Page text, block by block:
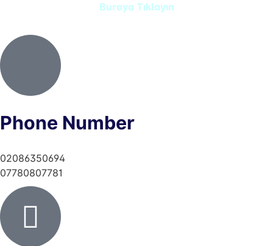
Buraya Tıklayın
Phone Number
02086350694
07780807781